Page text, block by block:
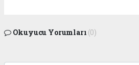
Okuyucu Yorumları (0)